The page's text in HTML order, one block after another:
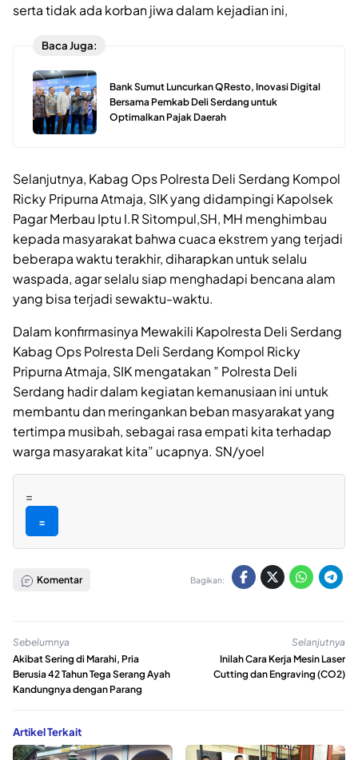
serta tidak ada korban jiwa dalam kejadian ini,
Baca Juga:
Bank Sumut Luncurkan QResto, Inovasi Digital
Bersama Pemkab Deli Serdang untuk
Optimalkan Pajak Daerah
Selanjutnya, Kabag Ops Polresta Deli Serdang Kompol
Ricky Pripurna Atmaja, SIK yang didampingi Kapolsek
Pagar Merbau Iptu I.R Sitompul,SH, MH menghimbau
kepada masyarakat bahwa cuaca ekstrem yang terjadi
beberapa waktu terakhir, diharapkan untuk selalu
waspada, agar selalu siap menghadapi bencana alam
yang bisa terjadi sewaktu-waktu.
Dalam konfirmasinya Mewakili Kapolresta Deli Serdang
Kabag Ops Polresta Deli Serdang Kompol Ricky
Pripurna Atmaja, SIK mengatakan ” Polresta Deli
Serdang hadir dalam kegiatan kemanusiaan ini untuk
membantu dan meringankan beban masyarakat yang
tertimpa musibah, sebagai rasa empati kita terhadap
warga masyarakat kita” ucapnya. SN/yoel
=
=
Komentar Bagikan:
Sebelumnya
Akibat Sering di Marahi, Pria
Berusia 42 Tahun Tega Serang Ayah
Kandungnya dengan Parang
Selanjutnya
Inilah Cara Kerja Mesin Laser
Cutting dan Engraving (CO2)
Artikel Terkait